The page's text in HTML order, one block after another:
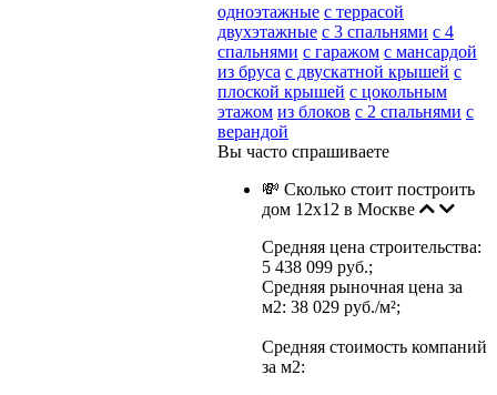
одноэтажные с террасой
двухэтажные с 3 спальнями с 4
спальнями с гаражом с мансардой
из бруса с двускатной крышей с
плоской крышей с цокольным
этажом из блоков с 2 спальнями с
верандой
Вы часто спрашиваете
💸 Сколько стоит построить
дом 12х12 в Москве
Средняя цена строительства:
5 438 099 руб.;
Средняя рыночная цена за
м2: 38 029 руб./м²;
Средняя стоимость компаний
за м2: